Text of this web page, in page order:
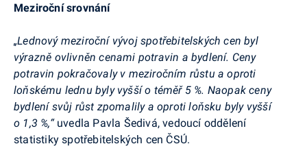
Meziroční srovnání
„Lednový meziroční vývoj spotřebitelských cen byl
výrazně ovlivněn cenami potravin a bydlení. Ceny
potravin pokračovaly v meziročním růstu a oproti
loňskému lednu byly vyšší o téměř 5 %. Naopak ceny
bydlení svůj růst zpomalily a oproti loňsku byly vyšší
o 1,3 %,“ uvedla Pavla Šedivá, vedoucí oddělení
statistiky spotřebitelských cen ČSÚ.